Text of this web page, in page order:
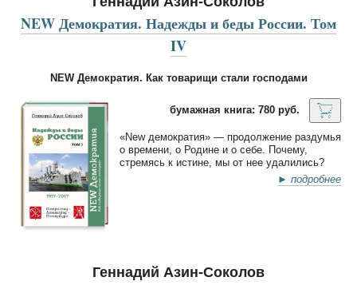
NEW Демократия. Надежды и беды России. Том
IV
NEW Демократия. Как товарищи стали господами
бумажная книга: 780 руб.
«New демократия» — продолжение раздумья
о времени, о Родине и о себе. Почему,
стремясь к истине, мы от нее удалились?
► подробнее
Геннадий Азин-Соколов